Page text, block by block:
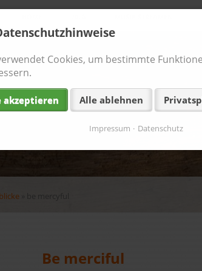
Cookies, um bestimmte
akzeptieren Alle ablehnen
Impressum Datenschutz
Be merciful